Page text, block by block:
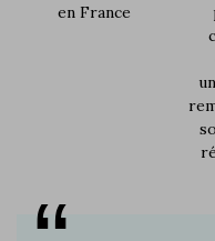
en France